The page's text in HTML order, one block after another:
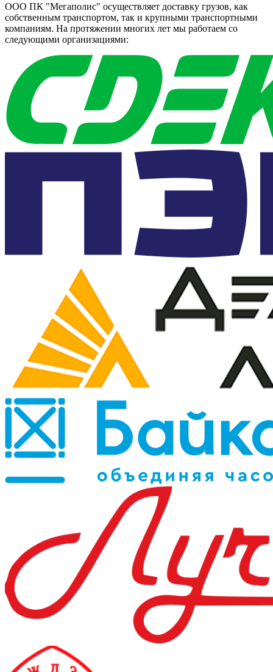
ООО ПК "Мегаполис" осуществляет доставку грузов, как
собственным транспортом, так и крупными транспортными
компаниям. На протяжении многих лет мы работаем со
следующими организациями: